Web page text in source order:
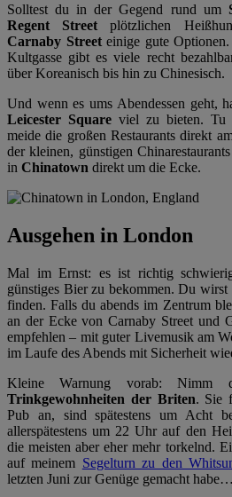
Solltest du in der Gegend rund um
Regent Street plötzlichen
Carnaby Streeteinige gute
Kultgasse gibt es viele recht
über Koreanisch bis hin zu Chinesisch.
Und wenn es ums Abendessen geht,
Leicester Square viel zu bieten. Tu
meide die großen Restaurants direkt
der kleinen, günstigen
in Chinatown direkt um die Ecke.
Ausgehen in London
Mal im Ernst: es ist richtig
günstiges Bier zu bekommen. Du
finden. Falls du abends im Zentrum
an der Ecke von Carnaby Street und
empfehlen – mit guter Livemusik am
im Laufe des Abends mit Sicherheit
Kleine Warnung vorab:
Trinkgewohnheiten der Briten. Sie
Pub an, sind spätestens um Acht
allerspätestens um 22 Uhr auf den
die meisten aber eher mehr torkelnd.
auf meinem Segelturn zu den
letzten Juni zur Genüge gemacht habe…